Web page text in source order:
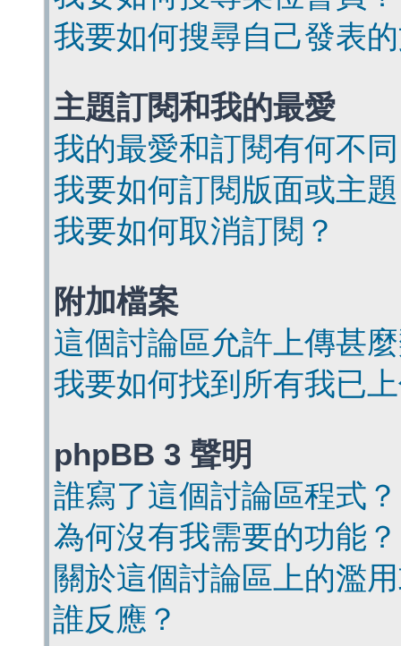
我要如何搜尋自己發表
主題訂閱和我的最愛
我的最愛和訂閱有何不
我要如何訂閱版面或主
我要如何取消訂閱？
附加檔案
這個討論區允許上傳甚
我要如何找到所有我已
phpBB 3 聲明
誰寫了這個討論區程式？
為何沒有我需要的功能？
關於這個討論區上的濫
誰反應？